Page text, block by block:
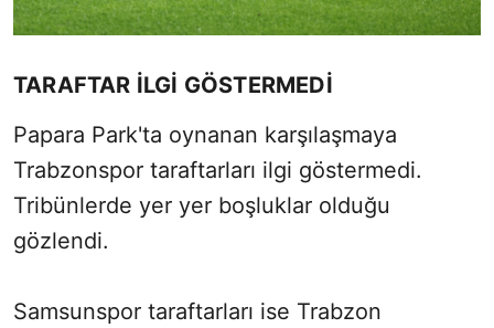
TARAFTAR İLGİ GÖSTERMEDİ
Papara Park'ta oynanan karşılaşmaya
Trabzonspor taraftarları ilgi göstermedi.
Tribünlerde yer yer boşluklar olduğu
gözlendi.
Samsunspor taraftarları ise Trabzon